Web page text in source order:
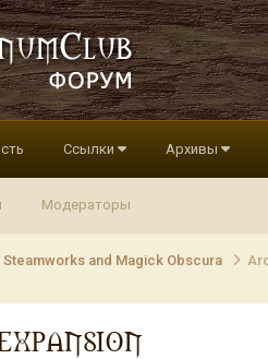
Модераторы
Ссылки Архивы
Steamworks and Magick Obscura